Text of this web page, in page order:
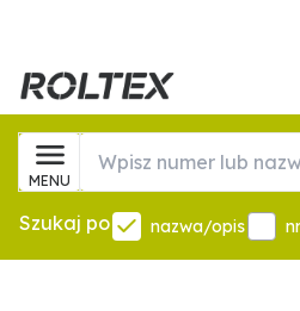
MENU
Szukaj po nazwa/opis